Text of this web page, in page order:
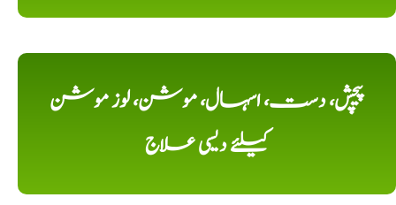
پیچش، دست، اسہال، موشن، لوز موشن
کیلئے دیسی علاج